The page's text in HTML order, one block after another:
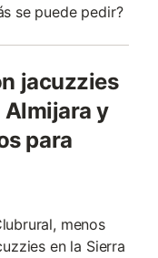
se puede pedir?
jacuzzies
Almijara y
para
menos
en la Sierra